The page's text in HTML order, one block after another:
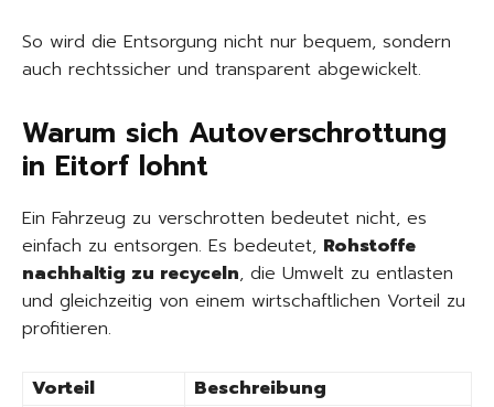
So wird die Entsorgung nicht nur bequem, sondern
auch rechtssicher und transparent abgewickelt.
Warum sich Autoverschrottung
in Eitorf lohnt
Ein Fahrzeug zu verschrotten bedeutet nicht, es
einfach zu entsorgen. Es bedeutet, Rohstoffe
nachhaltig zu recyceln, die Umwelt zu entlasten
und gleichzeitig von einem wirtschaftlichen Vorteil zu
profitieren.
Vorteil
Beschreibung